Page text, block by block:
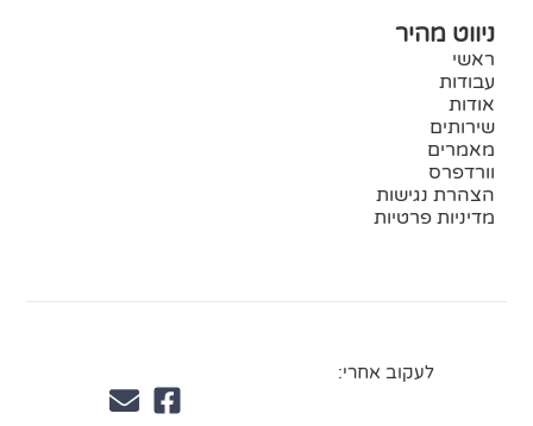
ניווט מהיר
ראשי
עבודות
אודות
שירותים
מאמרים
וורדפרס
הצהרת נגישות
מדיניות פרטיות
לעקוב אחרי: